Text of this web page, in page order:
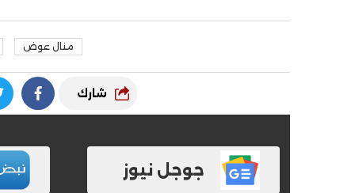
منال عوض
شارك
جوجل نيوز
الوداع الأخير.. دفن جثامين الضحايا
الأربعة بقرية السعدية في الفيوم
افتتاح أكبر